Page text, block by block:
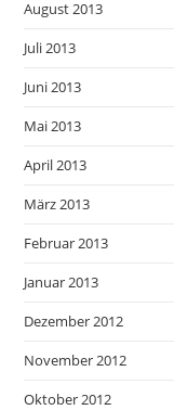
August 2013
Juli 2013
Juni 2013
Mai 2013
April 2013
März 2013
Februar 2013
Januar 2013
Dezember 2012
November 2012
Oktober 2012